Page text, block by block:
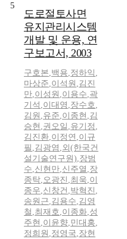
5
도로절토사면
유지관리시스템
개발 및 운용, 연
구보고서, 2003
구호본,백용,정하익 ,
마상준,이석원 ,김진
만,이성원 ,이용수,곽
기석 ,이대영 ,장수호,
김원 ,유준,이종현 ,김
승현 ,권오일 ,유기정 ,
김진환,이정연 ,이규
필 ,김광염 ,외(한국건
설기술연구원),장범
수,신현만,신주열 ,장
종탁,오광진 ,최욱,이
종우,신창건 ,박혁진 ,
송원근,김용수,김영
철 ,최재호,이종화,성
주현 ,이윤향,민대홍,
정희원 ,정영국,장현